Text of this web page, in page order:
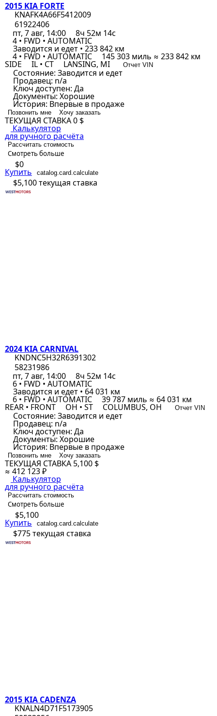
2015 KIA FORTE
KNAFK4A66F5412009
61922406
пт, 7 авг, 14:00
8ч 52м 14с
4 • FWD • AUTOMATIC
Заводится и едет • 233 842 км
4 • FWD • AUTOMATIC 145 303 миль ≈ 233 842 км
SIDE IL • CT LANSING, MI Отчет VIN
Состояние: Заводится и едет
Продавец: n/a
Ключ доступен: Да
Документы: Хорошие
История: Впервые в продаже
Позвонить мне Хочу заказать
ТЕКУЩАЯ СТАВКА0 $
Калькулятор
для ручного расчёта
Рассчитать стоимость
Смотреть больше
$0
Купить catalog.card.calculate
$5,100текущая ставка
2024 KIA CARNIVAL
KNDNC5H32R6391302
58231986
пт, 7 авг, 14:00
8ч 52м 14с
6 • FWD • AUTOMATIC
Заводится и едет • 64 031 км
6 • FWD • AUTOMATIC 39 787 миль ≈ 64 031 км
REAR • FRONT OH • ST COLUMBUS, OH Отчет VIN
Состояние: Заводится и едет
Продавец: n/a
Ключ доступен: Да
Документы: Хорошие
История: Впервые в продаже
Позвонить мне Хочу заказать
ТЕКУЩАЯ СТАВКА 5,100 $
≈ 412 123 ₽
Калькулятор
для ручного расчёта
Рассчитать стоимость
Смотреть больше
$5,100
Купить catalog.card.calculate
$775текущая ставка
2015 KIA CADENZA
KNALN4D71F5173905